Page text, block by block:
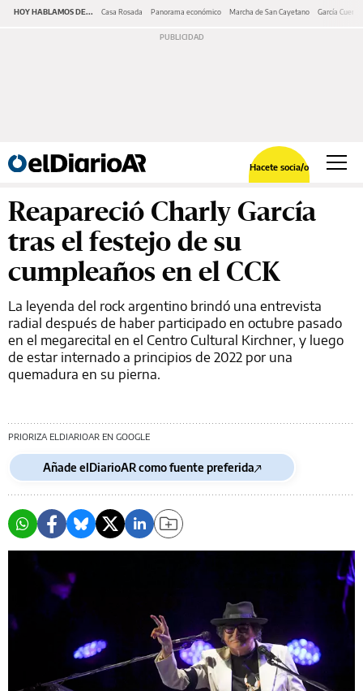
HOY HABLAMOS DE... Casa Rosada Panorama económico Marcha de San Cayetano García Cuerva
Hacete socia/o
Reapareció Charly García
tras el festejo de su
cumpleaños en el CCK
La leyenda del rock argentino brindó una entrevista
radial después de haber participado en octubre pasado
en el megarecital en el Centro Cultural Kirchner, y luego
de estar internado a principios de 2022 por una
quemadura en su pierna.
PRIORIZA ELDIARIOAR EN GOOGLE
Añade elDiarioAR como fuente preferida